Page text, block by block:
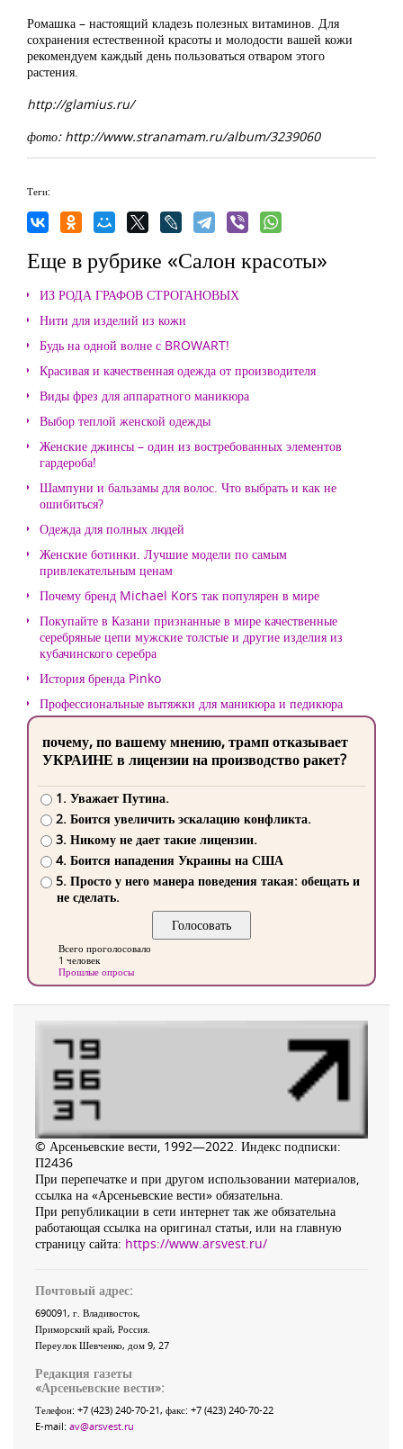
Ромашка – настоящий кладезь полезных витаминов. Для
сохранения естественной красоты и молодости вашей кожи
рекомендуем каждый день пользоваться отваром этого
растения.
http://glamius.ru/
фото: http://www.stranamam.ru/album/3239060
Теги:
Еще в рубрике «Салон красоты»
ИЗ РОДА ГРАФОВ СТРОГАНОВЫХ
Нити для изделий из кожи
Будь на одной волне с BROWART!
Красивая и качественная одежда от производителя
Виды фрез для аппаратного маникюра
Выбор теплой женской одежды
Женские джинсы – один из востребованных элементов
гардероба!
Шампуни и бальзамы для волос. Что выбрать и как не
ошибиться?
Одежда для полных людей
Женские ботинки. Лучшие модели по самым
привлекательным ценам
Почему бренд Michael Kors так популярен в мире
Покупайте в Казани признанные в мире качественные
серебряные цепи мужские толстые и другие изделия из
кубачинского серебра
История бренда Pinko
Профессиональные вытяжки для маникюра и педикюра
почему, по вашему мнению, трамп отказывает
УКРАИНЕ в лицензии на производство ракет?
1. Уважает Путина.
2. Боится увеличить эскалацию конфликта.
3. Никому не дает такие лицензии.
4. Боится нападения Украины на США
5. Просто у него манера поведения такая: обещать и
не сделать.
Всего проголосовало
1 человек
Прошлые опросы
© Арсеньевские вести, 1992—2022. Индекс подписки:
П2436
При перепечатке и при другом использовании материалов,
ссылка на «Арсеньевские вести» обязательна.
При републикации в сети интернет так же обязательна
работающая ссылка на оригинал статьи, или на главную
страницу сайта: https://www.arsvest.ru/
Почтовый адрес:
690091, г. Владивосток,
Приморский край, Россия
Переулок Шевченко, дом 9, 27
Редакция газеты
«Арсеньевские вести»:
Телефон: +7 (423) 240-70-21, факс: +7 (423) 240-70-22
E-mail: av@arsvest.ru